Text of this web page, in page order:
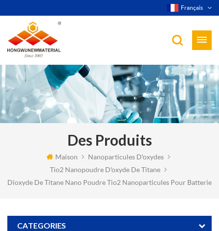
Français
Des Produits
Maison
Nanoparticules D'oxydes
Tio2 Nanopoudre D'oxyde De Titane
Dioxyde De Titane Nano Poudre Tio2 Nanoparticules Pour Batterie
CATEGORIES